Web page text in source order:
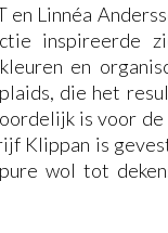
en Linnéa
en
die het
is voor
Klippan is
wol tot